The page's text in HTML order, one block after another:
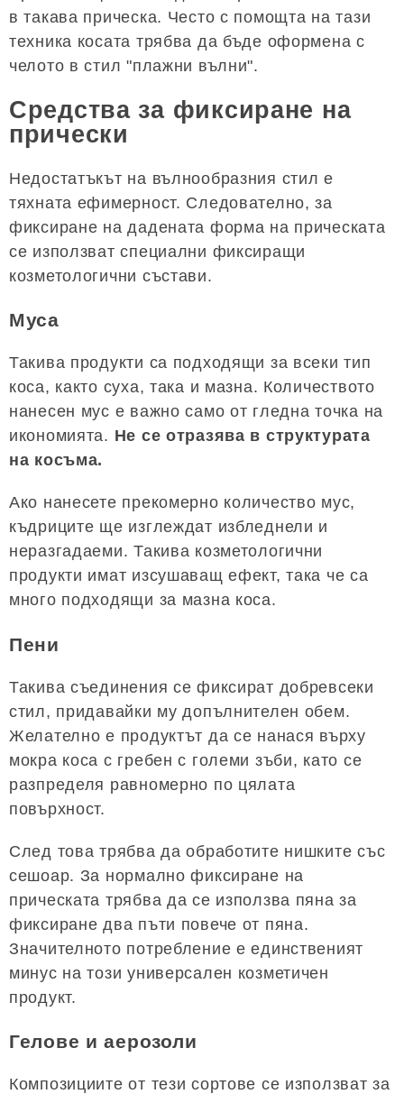
в такава прическа. Често с помощта на тази
техника косата трябва да бъде оформена с
челото в стил "плажни вълни".
Средства за фиксиране на
прически
Недостатъкът на вълнообразния стил е
тяхната ефимерност. Следователно, за
фиксиране на дадената форма на прическата
се използват специални фиксиращи
козметологични състави.
Муса
Такива продукти са подходящи за всеки тип
коса, както суха, така и мазна. Количеството
нанесен мус е важно само от гледна точка на
икономията. Не се отразява в структурата
на косъма.
Ако нанесете прекомерно количество мус,
къдриците ще изглеждат избледнели и
неразгадаеми. Такива козметологични
продукти имат изсушаващ ефект, така че са
много подходящи за мазна коса.
Пени
Такива съединения се фиксират добревсеки
стил, придавайки му допълнителен обем.
Желателно е продуктът да се нанася върху
мокра коса с гребен с големи зъби, като се
разпределя равномерно по цялата
повърхност.
След това трябва да обработите нишките със
сешоар. За нормално фиксиране на
прическата трябва да се използва пяна за
фиксиране два пъти повече от пяна.
Значителното потребление е единственият
минус на този универсален козметичен
продукт.
Гелове и аерозоли
Композициите от тези сортове се използват за